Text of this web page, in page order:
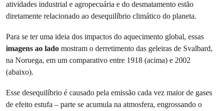
atividades industrial e agropecuária e do desmatamento estão
diretamente relacionado ao desequilíbrio climático do planeta.
Para se ter uma ideia dos impactos do aquecimento global, essas
imagens ao lado mostram o derretimento das geleiras de Svalbard,
na Noruega, em um comparativo entre 1918 (acima) e 2002
(abaixo).
Esse desequilíbrio é causado pela emissão cada vez maior de gases
de efeito estufa – parte se acumula na atmosfera, engrossando o